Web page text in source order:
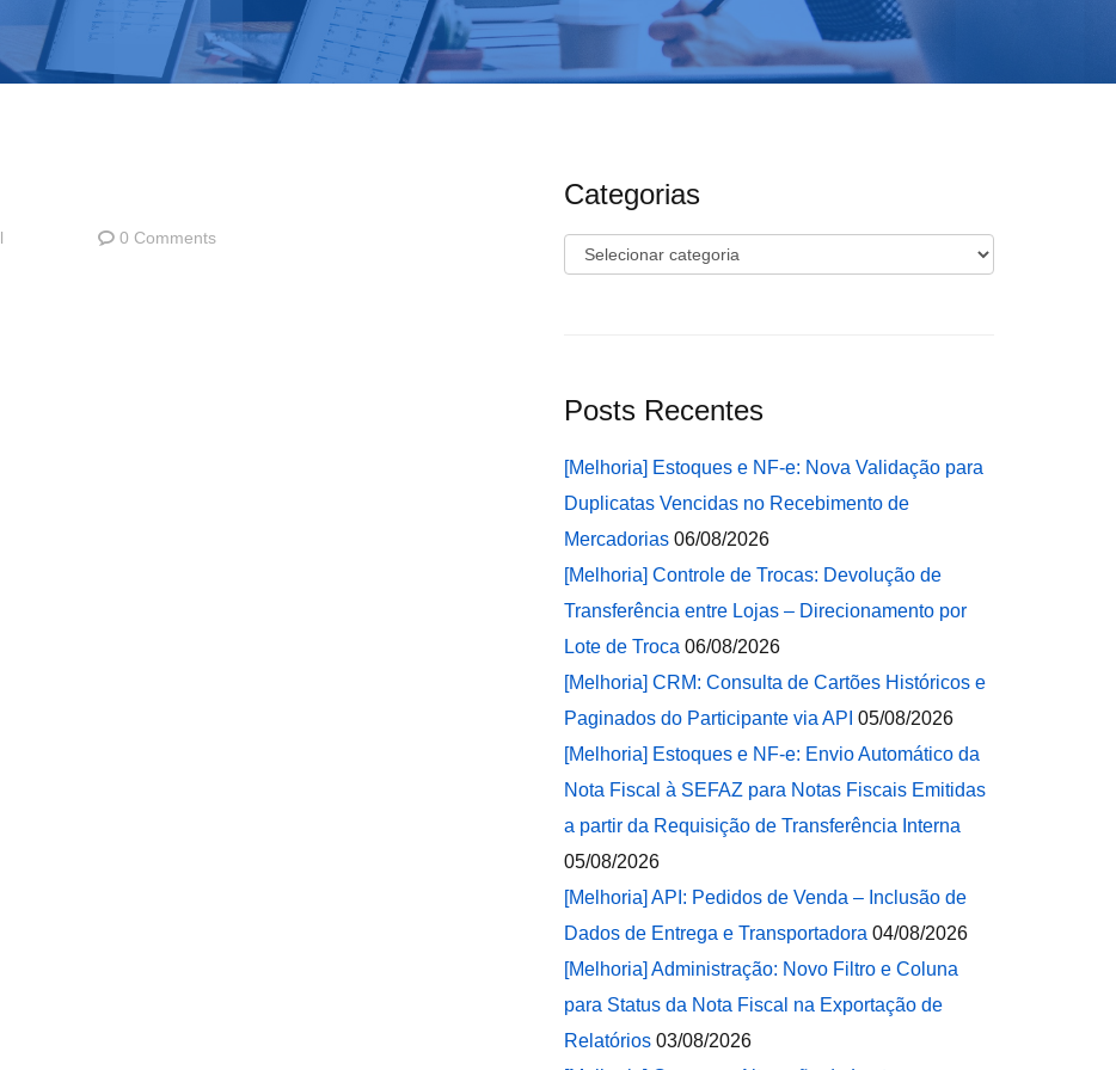
0 Comments
Categorias
Categorias
Posts Recentes
[Melhoria] Estoques e NF-e: Nova Validação para
Duplicatas Vencidas no Recebimento de
Mercadorias 06/08/2026
[Melhoria] Controle de Trocas: Devolução de
Transferência entre Lojas – Direcionamento por
Lote de Troca 06/08/2026
[Melhoria] CRM: Consulta de Cartões Históricos e
Paginados do Participante via API 05/08/2026
[Melhoria] Estoques e NF-e: Envio Automático da
Nota Fiscal à SEFAZ para Notas Fiscais Emitidas
a partir da Requisição de Transferência Interna
05/08/2026
[Melhoria] API: Pedidos de Venda – Inclusão de
Dados de Entrega e Transportadora 04/08/2026
[Melhoria] Administração: Novo Filtro e Coluna
para Status da Nota Fiscal na Exportação de
Relatórios 03/08/2026